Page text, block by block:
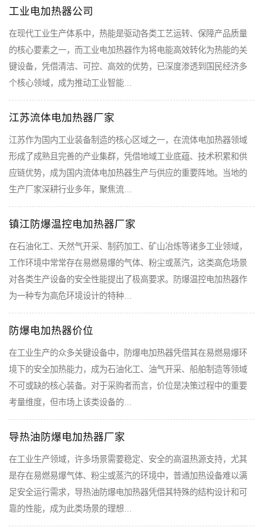
工业电加热器公司
在现代工业生产体系中，热能是驱动各类工艺运转、保障产品质量
的核心要素之一，而工业电加热器作为将电能高效转化为热能的关
键设备，凭借清洁、可控、高效的优势，已深度渗透到国民经济多
个核心领域，成为推动工业智能…
江苏流体电加热器厂家
江苏作为国内工业装备制造的核心区域之一，在流体电加热器领域
形成了成熟且完善的产业集群，凭借地域工业底蕴、技术积累和供
应链优势，成为国内流体电加热器生产与供应的重要阵地。当地的
生产厂家深耕行业多年，聚焦流…
镇江防爆温控电加热器厂家
在石油化工、天然气开采、制药加工、矿山冶炼等诸多工业领域，
工作环境中常常存在易燃易爆的气体、粉尘或蒸汽，这类高危场景
对各类生产设备的安全性能提出了极高要求。防爆温控电加热器作
为一种专为高危环境设计的特种…
防爆电加热器价位
在工业生产的众多关键设备中，防爆电加热器凭借其在易燃易爆环
境下的安全加热能力，成为石油化工、油气开采、船舶制造等领域
不可或缺的核心装备。对于采购者而言，价位是决策过程中的重要
考量维度，但市场上该类设备的…
导热油防爆电加热器厂家
在工业生产领域，许多场景需要稳定、安全的高温热源支持，尤其
是存在易燃易爆气体、粉尘或蒸汽的环境中，普通加热设备难以满
足安全运行需求，导热油防爆电加热器凭借其特殊的结构设计和可
靠的性能，成为此类场景的理想…